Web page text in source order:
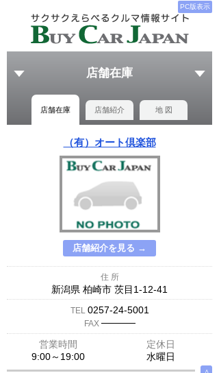
PC版表示
店舗在庫
店舗在庫 店舗紹介 地 図
（有）オート倶楽部
店舗紹介を見る →
住 所
新潟県 柏崎市 茨目1-12-41
TEL 0257-24-5001
FAX ─────
営業時間
定休日
9:00～19:00
水曜日
∧